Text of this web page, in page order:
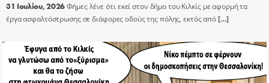
31 Ιουλίου, 2026Φήμες λένε ότι εκεί στον δήμο του Κιλκίς με αφορμή τα
έργα ασφαλτόστρωσης σε διάφορες οδούς της πόλης, εκτός από[…]